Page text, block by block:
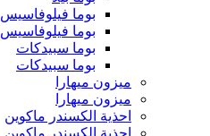
بوما فيلوفاسيس
بوما فيلوفاسيس
بوما سبيدكات
بوما سبيدكات
ميزون ميهارا
ميزون ميهارا
احذية الكسندر ماكوين
احذية الكسندر ماكوين